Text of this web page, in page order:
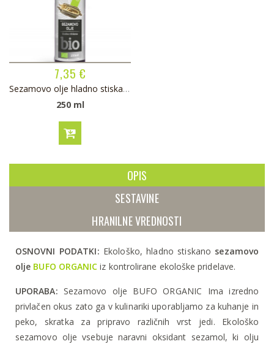
7,35 €
Sezamovo olje hladno stiskano BIO
250 ml
OPIS
SESTAVINE
HRANILNE VREDNOSTI
OSNOVNI PODATKI: Ekološko, hladno stiskano sezamovo
olje BUFO ORGANIC iz kontrolirane ekološke pridelave.
UPORABA: Sezamovo olje BUFO ORGANIC Ima izredno
privlačen okus zato ga v kulinariki uporabljamo za kuhanje in
peko, skratka za pripravo različnih vrst jedi. Ekološko
sezamovo olje vsebuje naravni oksidant sezamol, ki olju